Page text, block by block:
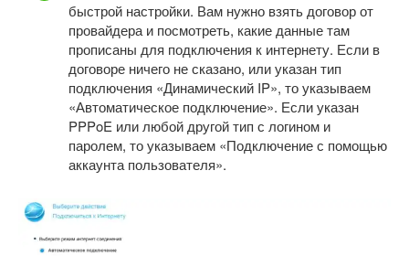
быстрой настройки. Вам нужно взять договор от
провайдера и посмотреть, какие данные там
прописаны для подключения к интернету. Если в
договоре ничего не сказано, или указан тип
подключения «Динамический IP», то указываем
«Автоматическое подключение». Если указан
PPPoE или любой другой тип с логином и
паролем, то указываем «Подключение с помощью
аккаунта пользователя».